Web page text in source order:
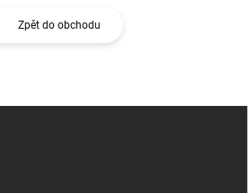
Zpět do obchodu